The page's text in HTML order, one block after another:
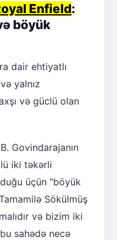
Enfield:
böyük
dair ehtiyatlı
yalnız
və güclü olan
Govindarajanın
iki təkərli
üçün "böyük
Sökülmüş
və bizim iki
sahədə necə